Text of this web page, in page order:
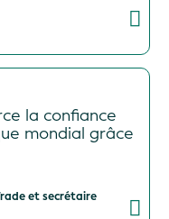
la confiance
mondial grâce
et secrétaire